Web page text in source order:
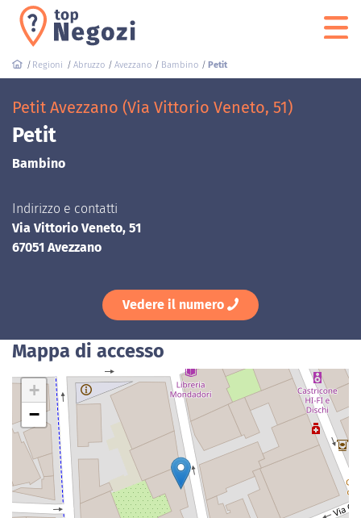
Regioni Abruzzo Avezzano Bambino Petit
Petit Avezzano (Via Vittorio Veneto, 51)
Petit
Bambino
Indirizzo e contatti
Via Vittorio Veneto, 51
67051 Avezzano
Vedere il numero
Mappa di accesso
+
−